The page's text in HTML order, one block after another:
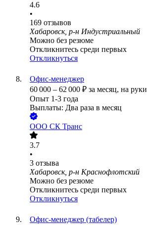
4.6
•
169 отзывов
Хабаровск, р-н Индустриальный
Можно без резюме
Откликнитесь среди первых
Откликнуться
Офис-менеджер
60 000 – 62 000 ₽ за месяц, на руки
Опыт 1-3 года
Выплаты: Два раза в месяц
ООО СК Транс
3.7
•
3 отзыва
Хабаровск, р-н Краснофлотский
Можно без резюме
Откликнитесь среди первых
Откликнуться
Офис-менеджер (табелер)